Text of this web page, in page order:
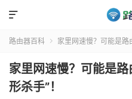

路由器百科  家里网速慢？可能是路
家里网速慢？可能是
形杀手”！